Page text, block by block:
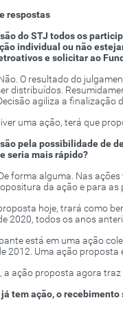
respostas
do STJ todos os
individual ou não
e solicitar ao
O resultado do
distribuídos.
agiliza a finalização
uma ação, terá que
pela possibilidade de
seria mais rápido?
forma alguma. Nas
da ação e para as
hoje, trará como
2020, todos os anos
está em uma ação
2012. Uma ação
a ação proposta agora
tem ação, o recebimento